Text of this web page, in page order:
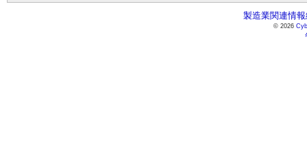
製造業関連情
© 2026